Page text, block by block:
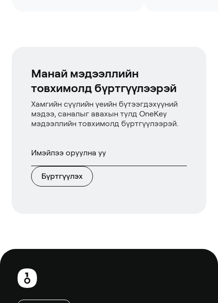
Манай мэдээллийн
товхимолд бүртгүүлээрэй
Хамгийн сүүлийн үеийн бүтээгдэхүүний
мэдээ, саналыг авахын тулд OneKey
мэдээллийн товхимолд бүртгүүлээрэй.
Бүртгүүлэх
Хөл
хэсэг